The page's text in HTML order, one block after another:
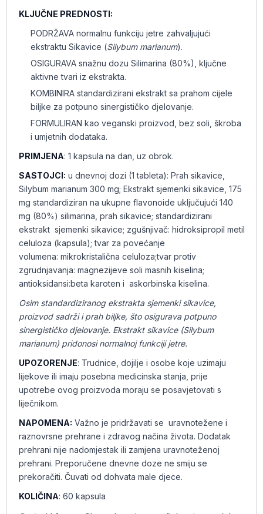
KLJUČNE PREDNOSTI:
PODRŽAVA normalnu funkciju jetre zahvaljujući
ekstraktu Sikavice (Silybum marianum).
OSIGURAVA snažnu dozu Silimarina (80%), ključne
aktivne tvari iz ekstrakta.
KOMBINIRA standardizirani ekstrakt sa prahom cijele
biljke za potpuno sinergističko djelovanje.
FORMULIRAN kao veganski proizvod, bez soli, škroba
i umjetnih dodataka.
PRIMJENA: 1 kapsula na dan, uz obrok.
SASTOJCI: u dnevnoj dozi (1 tableta): Prah sikavice,
Silybum marianum 300 mg; Ekstrakt sjemenki sikavice, 175
mg standardiziran na ukupne flavonoide uključujući 140
mg (80%) silimarina, prah sikavice; standardizirani
ekstrakt sjemenki sikavice; zgušnjivač: hidroksipropil metil
celuloza (kapsula); tvar za povećanje
volumena: mikrokristalična celuloza;tvar protiv
zgrudnjavanja: magnezijeve soli masnih kiselina;
antioksidansi:beta karoten i askorbinska kiselina.
Osim standardiziranog ekstrakta sjemenki sikavice,
proizvod sadrži i prah biljke, što osigurava potpuno
sinergističko djelovanje. Ekstrakt sikavice (Silybum
marianum) pridonosi normalnoj funkciji jetre.
UPOZORENJE: Trudnice, dojilje i osobe koje uzimaju
lijekove ili imaju posebna medicinska stanja, prije
upotrebe ovog proizvoda moraju se posavjetovati s
liječnikom.
NAPOMENA: Važno je pridržavati se uravnotežene i
raznovrsne prehrane i zdravog načina života. Dodatak
prehrani nije nadomjestak ili zamjena uravnoteženoj
prehrani. Preporučene dnevne doze ne smiju se
prekoračiti. Čuvati od dohvata male djece.
KOLIČINA: 60 kapsula